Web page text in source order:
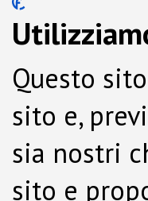
Questo
sito e,
sia nostri
sito e